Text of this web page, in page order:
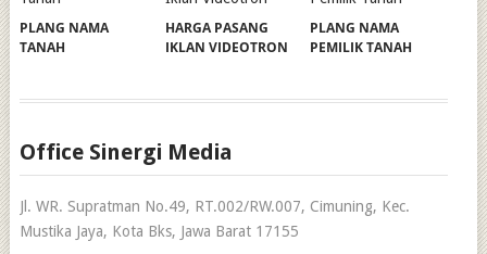
PLANG NAMA
TANAH
HARGA PASANG
IKLAN VIDEOTRON
PLANG NAMA
PEMILIK TANAH
Office Sinergi Media
Jl. WR. Supratman No.49, RT.002/RW.007, Cimuning, Kec.
Mustika Jaya, Kota Bks, Jawa Barat 17155